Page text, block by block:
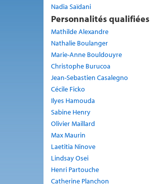
Nadia Saïdani
Personnalités qualifiées
Mathilde Alexandre
Nathalie Boulanger
Marie-Anne Bouldouyre
Christophe Burucoa
Jean-Sebastien Casalegno
Cécile Ficko
Ilyes Hamouda
Sabine Henry
Olivier Maillard
Max Maurin
Laetitia Ninove
Lindsay Osei
Henri Partouche
Catherine Planchon